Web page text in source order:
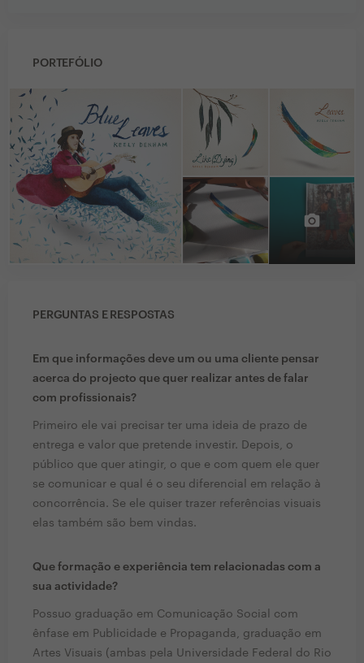
PORTEFÓLIO
PERGUNTAS E RESPOSTAS
Em que informações deve um ou uma cliente pensar
acerca do projecto que quer realizar antes de falar
com profissionais?
Primeiro ele vai precisar ter uma ideia de prazo de
entrega e valor que pretende investir. Depois, o
público que quer atingir, o que e com quem ele quer
se comunicar e qual é o seu diferencial em relação à
concorrência. Se ele quiser trazer referências visuais
elas também são bem vindas.
Que formação e experiência tem relacionadas com a
sua actividade?
Possuo graduação em Comunicação Social com
ênfase em Publicidade e Propaganda, graduação em
Artes Visuais (ambas pela Universidade Federal do Rio